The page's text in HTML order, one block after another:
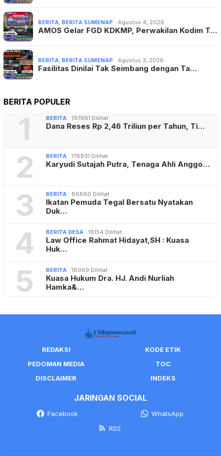
BERITA BERITA SUMENAP Agustus 4, 2026
AMOS Gelar FGD KDKMP, Perwakilan Kodim T…
BERITA BERITA SUMENAP Agustus 3, 2026
Fasilitas Dinilai Tak Seimbang dengan Ta…
BERITA POPULER
1 BERITA 197961 Dilihat
Dana Reses Rp 2,46 Triliun per Tahun, Ti…
2 BERITA 176831 Dilihat
Karyudi Sutajah Putra, Tenaga Ahli Anggo…
3 BERITA 86860 Dilihat
Ikatan Pemuda Tegal Bersatu Nyatakan
Duk…
4 BERITA DESA 18154 Dilihat
Law Office Rahmat Hidayat,SH : Kuasa
Huk…
5 BERITA 18069 Dilihat
Kuasa Hukum Dra. HJ. Andi Nurliah
Hamka&…
REDAKSI
KODE ETIK
PEDOMAN MEDIA
TOC
DISCLAIMER
INDEKS
JARINGAN SOCIAL
Facebook
WhatsApp
RSS